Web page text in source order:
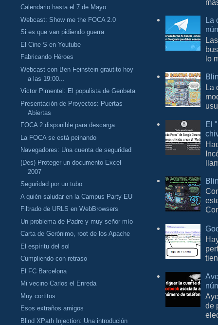
Calendario hasta el 7 de Mayo
Webcast: Show me the FOCA 2.0
Si es que van pidiendo guerra
El Cine S en Youtube
Fabricando Héroes
Webcast con Ben Feinstein grautito hoy
a las 19:00...
Victor Pimentel: El populista de Genbeta
Presentación de Proyectos: Puertas
Abiertas
FOCA 2 disponible para descarga
La FOCA se está peinando
Navegadores: Una cuenta de seguridad
(Des) Proteger un documento Excel
2007
Seguridad por un tubo
A quién saludar en la Campus Party EU
Filtrado de URLS en WebBrowsers
Un problema de Padre y muy señor mío
Carta de Gerónimo, root de los Apache
El espíritu del sol
Cumpliendo con retraso
El FC Barcelona
Mi vecino Carlos el Enreda
Muy cortitos
Esos extraños amigos
Blind XPath Injection: Una introdución
La
lo
La
El
de